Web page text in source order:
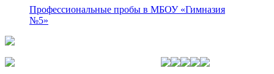
Профессиональные пробы в МБОУ «Гимназия
№5»